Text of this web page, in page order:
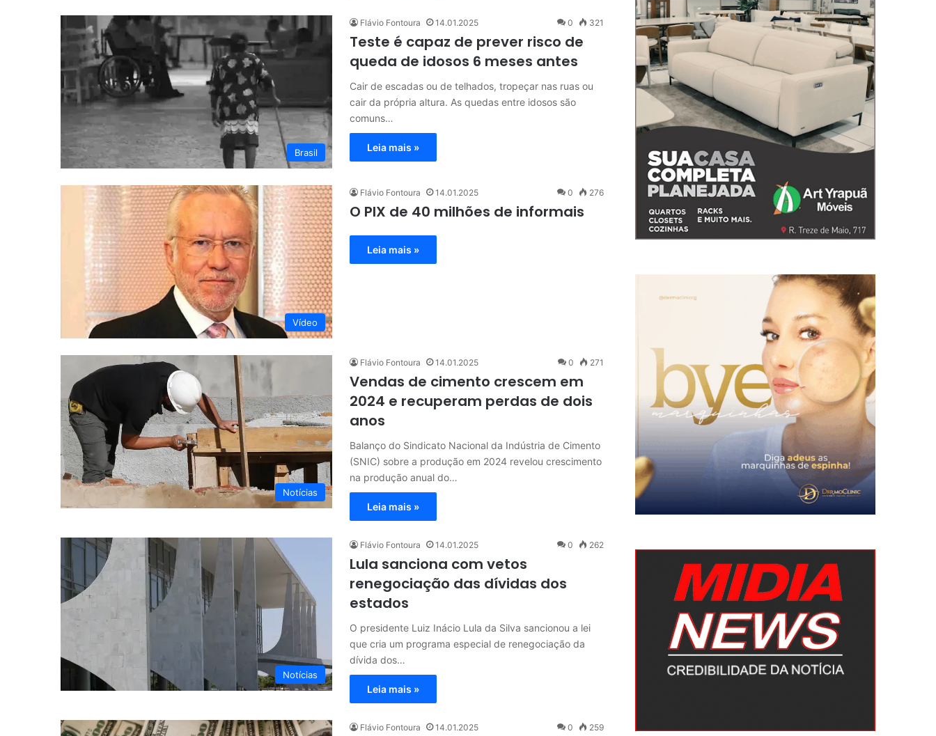
Brasil
Flávio Fontoura 14.01.2025 0 321
Teste é capaz de prever risco de
queda de idosos 6 meses antes
Cair de escadas ou de telhados, tropeçar nas ruas ou
cair da própria altura. As quedas entre idosos são
comuns…
Leia mais »
Vídeo
Flávio Fontoura 14.01.2025 0 276
O PIX de 40 milhões de informais
Leia mais »
Notícias
Flávio Fontoura 14.01.2025 0 271
Vendas de cimento crescem em
2024 e recuperam perdas de dois
anos
Balanço do Sindicato Nacional da Indústria de Cimento
(SNIC) sobre a produção em 2024 revelou crescimento
na produção anual do…
Leia mais »
Notícias
Flávio Fontoura 14.01.2025 0 262
Lula sanciona com vetos
renegociação das dívidas dos
estados
O presidente Luiz Inácio Lula da Silva sancionou a lei
que cria um programa especial de renegociação da
dívida dos…
Leia mais »
Flávio Fontoura 14.01.2025 0 259